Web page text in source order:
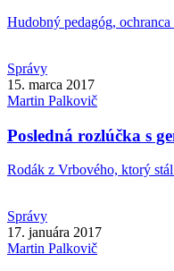
Hudobný pedagóg,
Správy
15. marca 2017
Martin Palkovič
Posledná rozlúčka s
Rodák z Vrbového, ktorý
Správy
17. januára 2017
Martin Palkovič